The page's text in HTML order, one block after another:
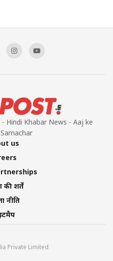
Hindi Khabar News - Aaj ke
us
की शर्तें
नीति
Private Limited